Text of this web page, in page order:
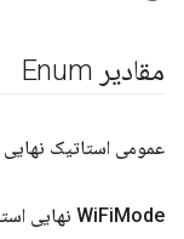
مقادیر Enum
عمومی استاتیک نهایی Wi
WiFiMode نهایی استاتیک عمومی